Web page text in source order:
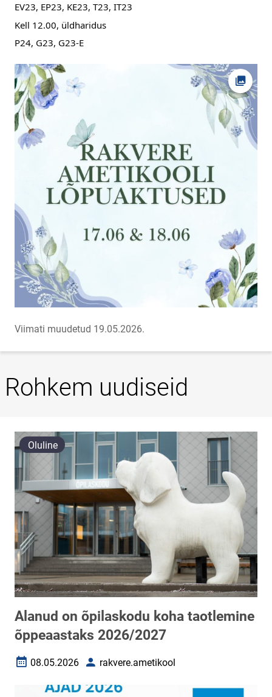
EV23, EP23, KE23, T23, IT23
Kell 12.00, üldharidus
P24, G23, G23-E
Ava
Viimati muudetud 19.05.2026.
Rohkem uudiseid
Oluline
Alanud on õpilaskodu koha taotlemine
õppeaastaks 2026/2027
Loomise kuupäev
08.05.2026 Autorrakvere.ametikool